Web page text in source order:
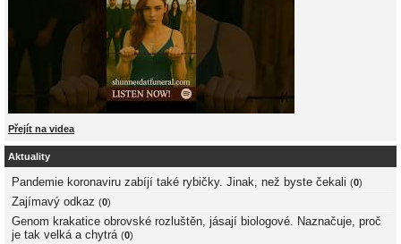
Přejít na videa
Aktuality
Pandemie koronaviru zabíjí také rybičky. Jinak, než byste čekali (0)
Zajímavý odkaz (0)
Genom krakatice obrovské rozluštěn, jásají biologové. Naznačuje, proč
je tak velká a chytrá (0)